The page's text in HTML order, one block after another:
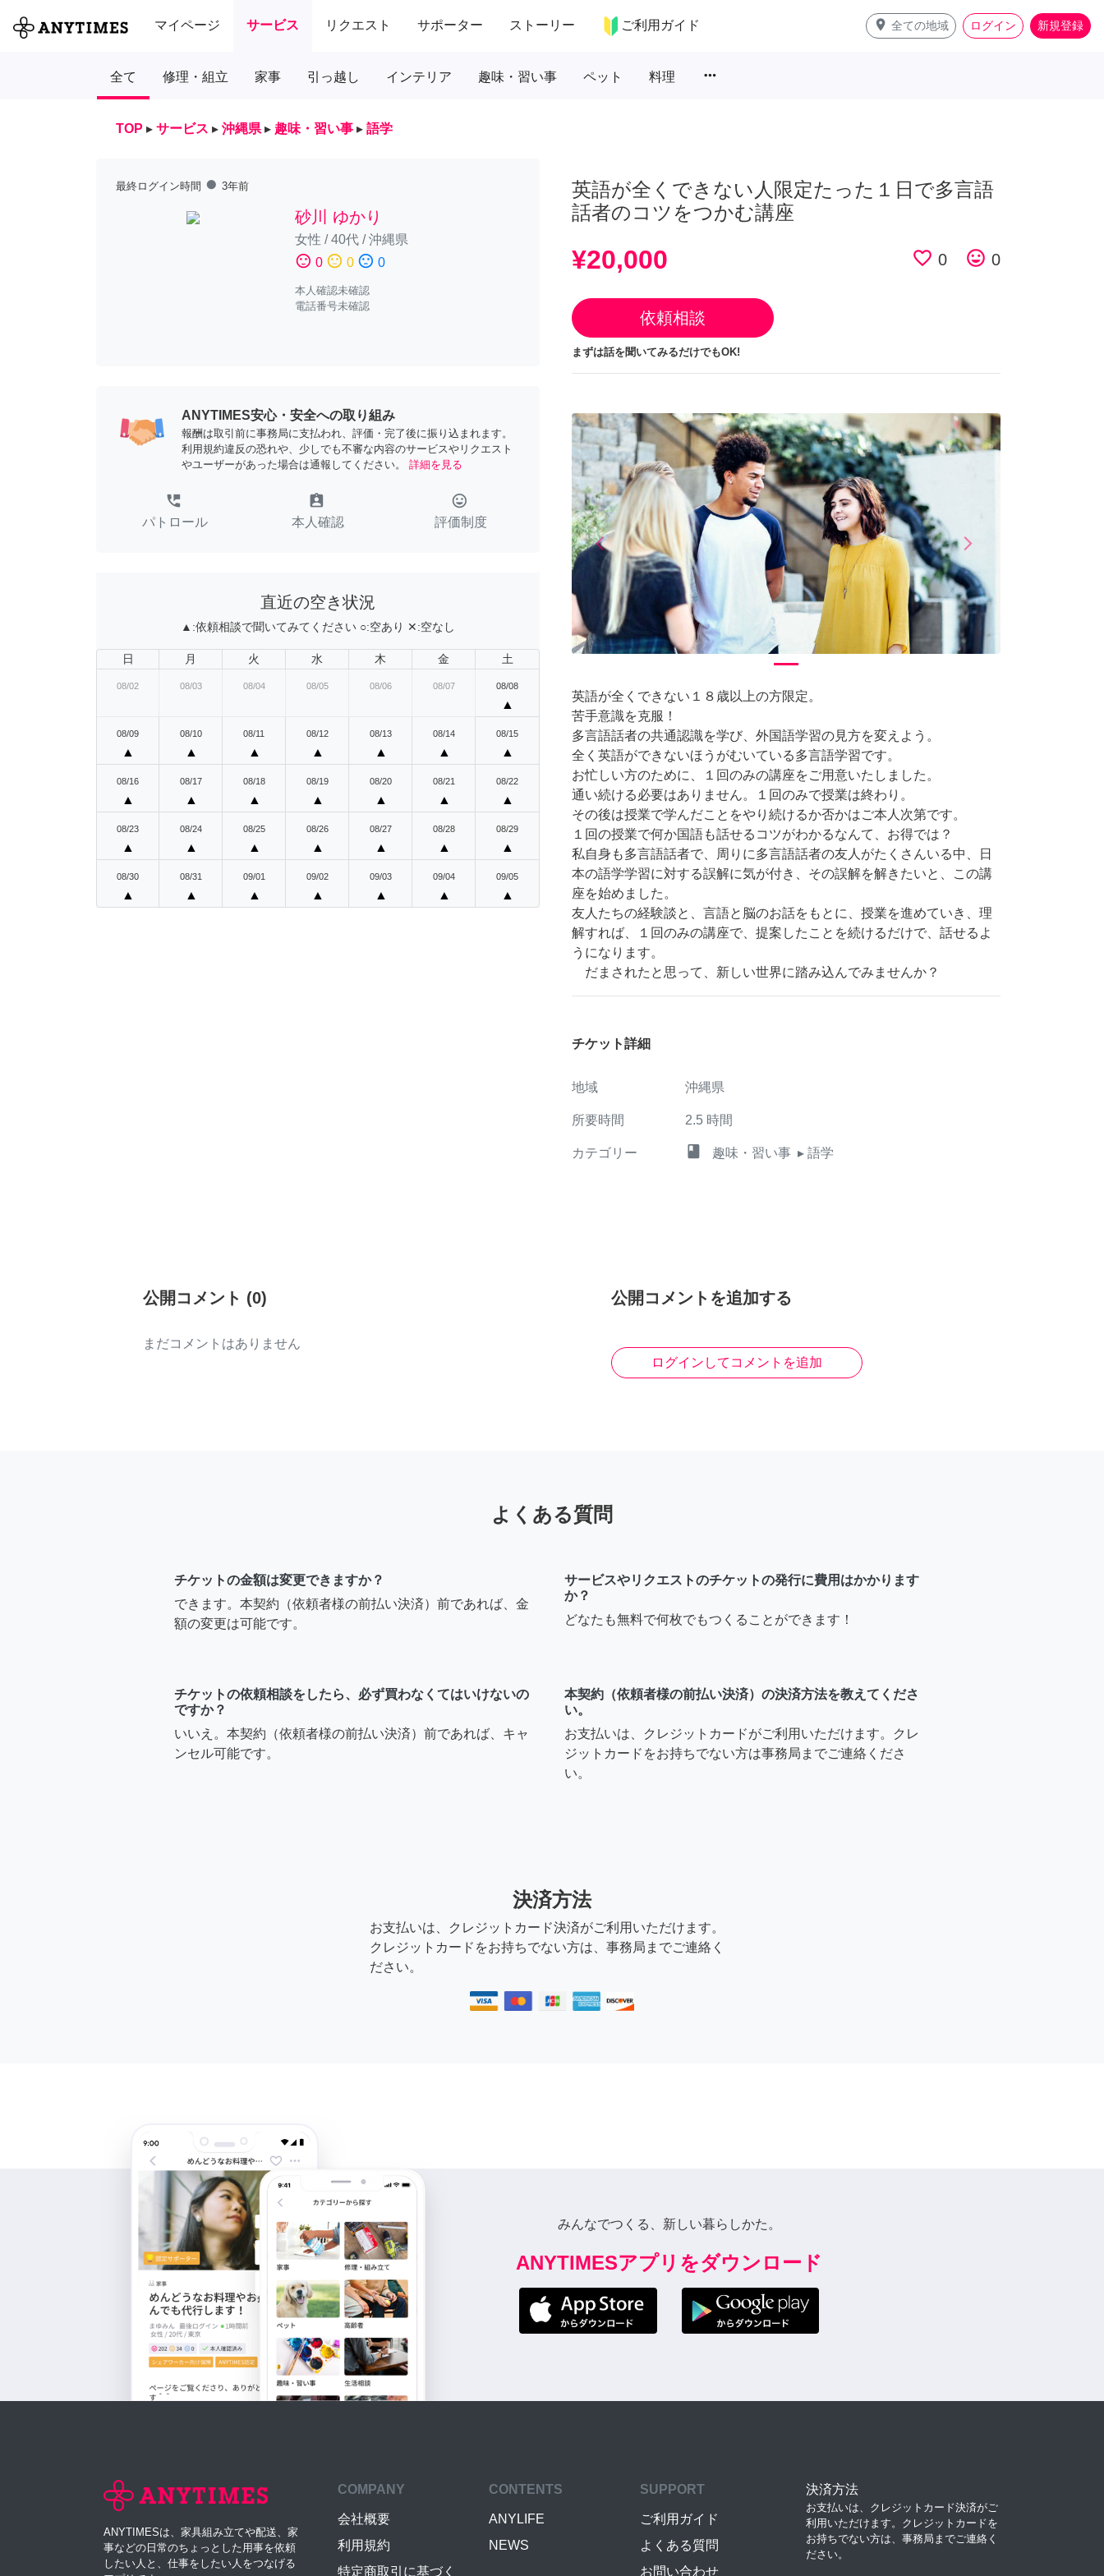
マイページ サービス リクエスト サポーター ストーリー ご利用ガイド place 全ての地域 ログイン 新規登録
全て 修理・組立 家事 引っ越し インテリア 趣味・習い事 ペット 料理 more_horiz
TOP ▸ サービス ▸ 沖縄県 ▸ 趣味・習い事 ▸ 語学
最終ログイン時間 fiber_manual_record 3年前
砂川 ゆかり
女性 /40代/沖縄県
sentiment_satisfied 0 sentiment_neutral 0 sentiment_dissatisfied 0
本人確認未確認
電話番号未確認
ANYTIMES安心・安全への取り組み
報酬は取引前に事務局に支払われ、評価・完了後に振り込まれます。
利用規約違反の恐れや、少しでも不審な内容のサービスやリクエスト
やユーザーがあった場合は通報してください。
詳細を見る
perm_phone_msg
パトロール
assignment_ind
本人確認
tag_faces
評価制度
直近の空き状況
▲:依頼相談で聞いてみてください ○:空あり ✕:空なし
日 月 火 水 木 金 土
08/02 08/03 08/04 08/05 08/06 08/07 08/08
▲
08/09
▲
08/10
▲
08/11
▲
08/12
▲
08/13
▲
08/14
▲
08/15
▲
08/16
▲
08/17
▲
08/18
▲
08/19
▲
08/20
▲
08/21
▲
08/22
▲
08/23
▲
08/24
▲
08/25
▲
08/26
▲
08/27
▲
08/28
▲
08/29
▲
08/30
▲
08/31
▲
09/01
▲
09/02
▲
09/03
▲
09/04
▲
09/05
▲
英語が全くできない人限定たった１日で多言語
話者のコツをつかむ講座
¥20,000 favorite_border 0 tag_faces 0
依頼相談
まずは話を聞いてみるだけでもOK!
arrow_back_iosPrevious arrow_forward_iosNext
英語が全くできない１８歳以上の方限定。
苦手意識を克服！
多言語話者の共通認識を学び、外国語学習の見方を変えよう。
全く英語ができないほうがむいている多言語学習です。
お忙しい方のために、１回のみの講座をご用意いたしました。
通い続ける必要はありません。１回のみで授業は終わり。
その後は授業で学んだことをやり続けるか否かはご本人次第です。
１回の授業で何か国語も話せるコツがわかるなんて、お得では？
私自身も多言語話者で、周りに多言語話者の友人がたくさんいる中、日
本の語学学習に対する誤解に気が付き、その誤解を解きたいと、この講
座を始めました。
友人たちの経験談と、言語と脳のお話をもとに、授業を進めていき、理
解すれば、１回のみの講座で、提案したことを続けるだけで、話せるよ
うになります。
だまされたと思って、新しい世界に踏み込んでみませんか？
チケット詳細
地域 沖縄県
所要時間 2.5 時間
カテゴリー class 趣味・習い事 ▸ 語学
公開コメント (0)
まだコメントはありません
公開コメントを追加する
ログインしてコメントを追加
よくある質問
チケットの金額は変更できますか？
できます。本契約（依頼者様の前払い決済）前であれば、金
額の変更は可能です。
サービスやリクエストのチケットの発行に費用はかかります
か？
どなたも無料で何枚でもつくることができます！
チケットの依頼相談をしたら、必ず買わなくてはいけないの
ですか？
いいえ。本契約（依頼者様の前払い決済）前であれば、キャ
ンセル可能です。
本契約（依頼者様の前払い決済）の決済方法を教えてくださ
い。
お支払いは、クレジットカードがご利用いただけます。クレ
ジットカードをお持ちでない方は事務局までご連絡くださ
い。
決済方法
お支払いは、クレジットカード決済がご利用いただけます。
クレジットカードをお持ちでない方は、事務局までご連絡く
ださい。
みんなでつくる、新しい暮らしかた。
ANYTIMESアプリをダウンロード
ANYTIMESは、家具組み立てや配送、家
事などの日常のちょっとした用事を依頼
したい人と、仕事をしたい人をつなげる
COMPANY
会社概要
利用規約
特定商取引に基づく
CONTENTS
ANYLIFE
NEWS
SUPPORT
ご利用ガイド
よくある質問
お問い合わせ
決済方法
お支払いは、クレジットカード決済がご
利用いただけます。クレジットカードを
お持ちでない方は、事務局までご連絡く
ださい。